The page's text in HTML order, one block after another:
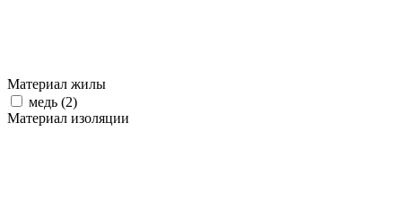
Материал жилы
медь (2)
Материал изоляции